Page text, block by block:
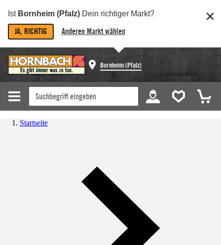
Ist Bornheim (Pfalz) Dein richtiger Markt?
JA, RICHTIG Anderen Markt wählen
Bornheim (Pfalz)
Startseite